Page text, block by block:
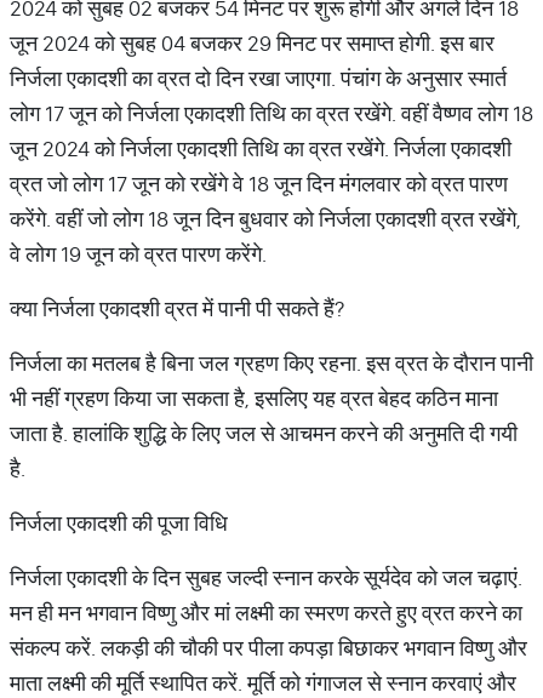
2024 को सुबह 02 बजकर 54 मिनट पर शुरू होगी और अगले दिन 18
जून 2024 को सुबह 04 बजकर 29 मिनट पर समाप्त होगी. इस बार
निर्जला एकादशी का व्रत दो दिन रखा जाएगा. पंचांग के अनुसार स्मार्त
लोग 17 जून को निर्जला एकादशी तिथि का व्रत रखेंगे. वहीं वैष्णव लोग 18
जून 2024 को निर्जला एकादशी तिथि का व्रत रखेंगे. निर्जला एकादशी
व्रत जो लोग 17 जून को रखेंगे वे 18 जून दिन मंगलवार को व्रत पारण
करेंगे. वहीं जो लोग 18 जून दिन बुधवार को निर्जला एकादशी व्रत रखेंगे,
वे लोग 19 जून को व्रत पारण करेंगे.
क्या निर्जला एकादशी व्रत में पानी पी सकते हैं?
निर्जला का मतलब है बिना जल ग्रहण किए रहना. इस व्रत के दौरान पानी
भी नहीं ग्रहण किया जा सकता है, इसलिए यह व्रत बेहद कठिन माना
जाता है. हालांकि शुद्धि के लिए जल से आचमन करने की अनुमति दी गयी
है.
निर्जला एकादशी की पूजा विधि
निर्जला एकादशी के दिन सुबह जल्‍दी स्‍नान करके सूर्यदेव को जल चढ़ाएं.
मन ही मन भगवान विष्‍णु और मां लक्ष्‍मी का स्‍मरण करते हुए व्रत करने का
संकल्‍प करें. लकड़ी की चौकी पर पीला कपड़ा बिछाकर भगवान विष्‍णु और
माता लक्ष्‍मी की मूर्ति स्‍थापित करें. मूर्ति को गंगाजल से स्‍नान करवाएं और